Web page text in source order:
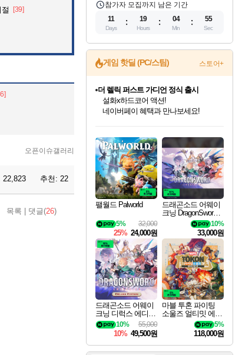
[39]
오픈이슈갤러리
22,823 추천: 22
목록 댓글(26)
참가자 모집까지 남은 기간
11
Days
19
Hours
04
Min
54
Sec
게임 핫딜 (PC/스팀) 스토어+
최대 90% 할인가를 만나보세요!
네이버혜택과 함께 만나보세요!
50%할인&추가 적립까지!
네이버 포인트 혜택까지!
이니&베니 혜택까지!
네이버 혜택가와 함께 예약하세요!
할인&네이버혜택으로 만나보세요!
더 렐릭 퍼스트 가디언 정식 출시
설화x하드코어 액션!
네이버페이 혜택과 만나보세요!
40주년 프로모션으로 만나보세요!
할인가에 만나보세요!
일부 에디션 상시 할인!
혜택으로 예약 판매 중
편안하게 충전하세요
팰월드 Palworld
32,000
5%
25% 24,000원
드래곤소드 어웨이
크닝 DragonSword A
10%
33,000원
드래곤소드 어웨이
크닝 디럭스 에디션
DragonSword Awake
ning Deluxe Edition
55,000
10%
10% 49,500원
마블 투혼 파이팅
소울즈 얼티밋 에디
션 MARVEL Tokon
Fighting Souls Ultima
5%
118,000원